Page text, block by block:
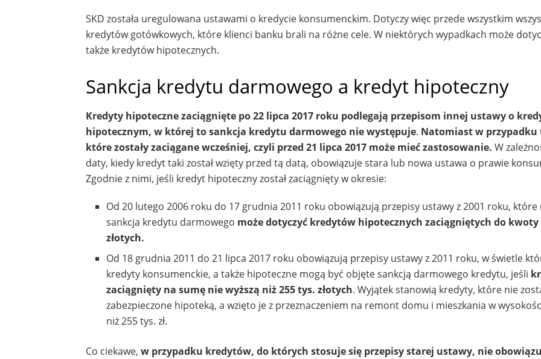
SKD została uregulowana ustawami o kredycie konsumenckim. Dotyczy więc przede wszystkim
kredytów gotówkowych, które klienci banku brali na różne cele. W niektórych wypadkach może
także kredytów hipotecznych.
Sankcja kredytu darmowego a kredyt hipoteczny
Kredyty hipoteczne zaciągnięte po 22 lipca 2017 roku podlegają przepisom innej ustawy o
hipotecznym, w której to sankcja kredytu darmowego nie występuje. Natomiast w przypadku
które zostały zaciągane wcześniej, czyli przed 21 lipca 2017 może mieć zastosowanie. W
daty, kiedy kredyt taki został wzięty przed tą datą, obowiązuje stara lub nowa ustawa o prawie
Zgodnie z nimi, jeśli kredyt hipoteczny został zaciągnięty w okresie:
Od 20 lutego 2006 roku do 17 grudnia 2011 roku obowiązują przepisy ustawy z 2001 roku, które
sankcja kredytu darmowego może dotyczyć kredytów hipotecznych zaciągniętych do kwoty
złotych.
Od 18 grudnia 2011 do 21 lipca 2017 roku obowiązują przepisy ustawy z 2011 roku, w świetle
kredyty konsumenckie, a także hipoteczne mogą być objęte sankcją darmowego kredytu, jeśli
zaciągnięty na sumę nie wyższą niż 255 tys. złotych. Wyjątek stanowią kredyty, które nie
zabezpieczone hipoteką, a wzięto je z przeznaczeniem na remont domu i mieszkania w
niż 255 tys. zł.
Co ciekawe, w przypadku kredytów, do których stosuje się przepisy starej ustawy, nie